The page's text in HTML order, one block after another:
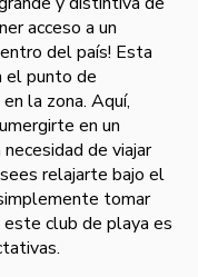
acceso a un
del país! Esta
el punto de
la zona. Aquí,
en un
de viajar
relajarte bajo el
tomar
este club de playa es